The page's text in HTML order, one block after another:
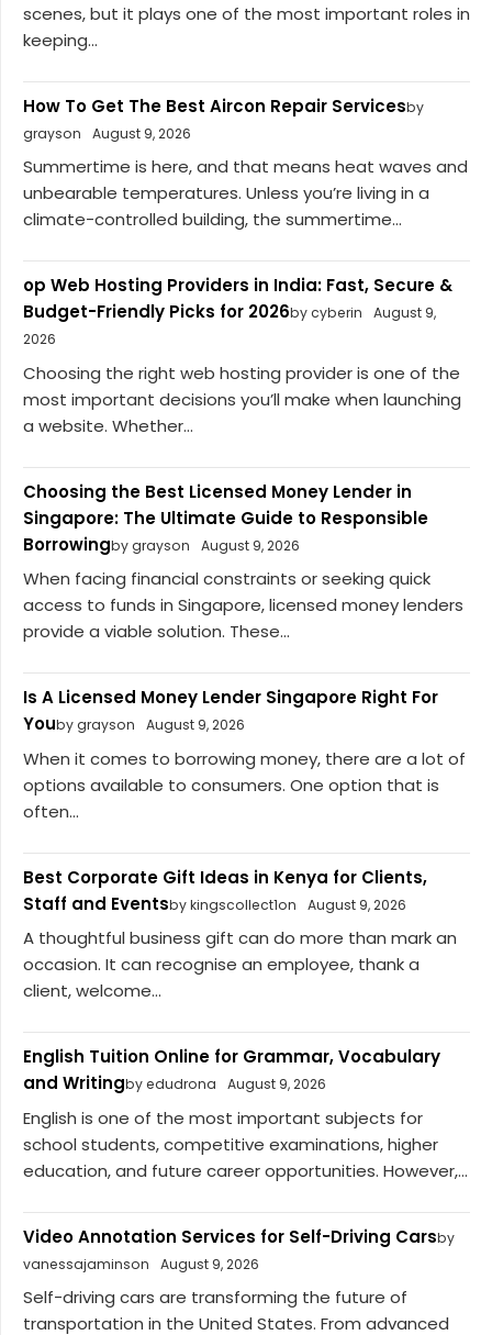
scenes, but it plays one of the most important roles in
keeping...
How To Get The Best Aircon Repair Servicesby
grayson
August 9, 2026
Summertime is here, and that means heat waves and
unbearable temperatures. Unless you’re living in a
climate-controlled building, the summertime...
op Web Hosting Providers in India: Fast, Secure &
Budget-Friendly Picks for 2026by cyberin
August 9,
2026
Choosing the right web hosting provider is one of the
most important decisions you’ll make when launching
a website. Whether...
Choosing the Best Licensed Money Lender in
Singapore: The Ultimate Guide to Responsible
Borrowingby grayson August 9, 2026
When facing financial constraints or seeking quick
access to funds in Singapore, licensed money lenders
provide a viable solution. These...
Is A Licensed Money Lender Singapore Right For
Youby grayson August 9, 2026
When it comes to borrowing money, there are a lot of
options available to consumers. One option that is
often...
Best Corporate Gift Ideas in Kenya for Clients,
Staff and Eventsby kingscollect1on August 9, 2026
A thoughtful business gift can do more than mark an
occasion. It can recognise an employee, thank a
client, welcome...
English Tuition Online for Grammar, Vocabulary
and Writingby edudrona August 9, 2026
English is one of the most important subjects for
school students, competitive examinations, higher
education, and future career opportunities. However,...
Video Annotation Services for Self-Driving Carsby
vanessajaminson
August 9, 2026
Self-driving cars are transforming the future of
transportation in the United States. From advanced